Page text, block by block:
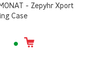
MONAT - Zepyhr Xport
Case